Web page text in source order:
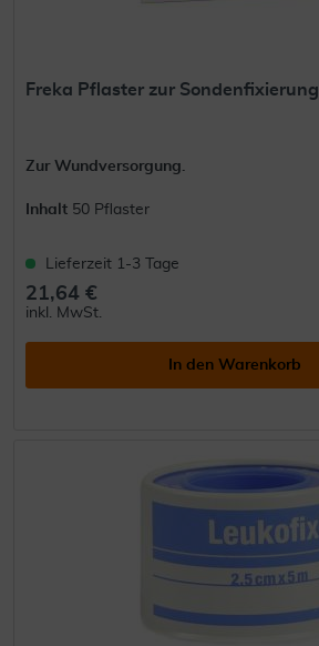
Freka Pflaster zur Sondenfixierung
Zur Wundversorgung.
Inhalt 50 Pflaster
Lieferzeit 1-3 Tage
21,64 €
inkl. MwSt.
In den Warenkorb